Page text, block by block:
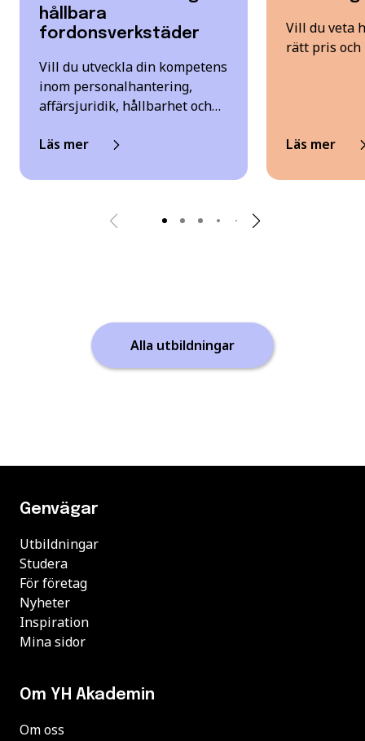
hållbara
fordonsverkstäder
Vill du utveckla din kompetens
inom personalhantering,
affärsjuridik, hållbarhet och…
Läs mer
Vill du veta
rätt pris
Läs mer
Alla utbildningar
Genvägar
Utbildningar
Studera
För företag
Nyheter
Inspiration
Mina sidor
Om YH Akademin
Om oss